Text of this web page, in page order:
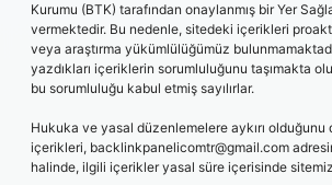
Kurumu (BTK) tarafından onaylanmış bir Yer
vermektedir. Bu nedenle, sitedeki içerikleri
veya araştırma yükümlülüğümüz
yazdıkları içeriklerin sorumluluğunu taşımakta
bu sorumluluğu kabul etmiş sayılırlar.
Hukuka ve yasal düzenlemelere aykırı olduğunu
içerikleri, backlinkpanelicomtr@gmail.com
halinde, ilgili içerikler yasal süre içerisinde